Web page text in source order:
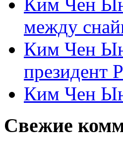
между
Ким Чен
президент
Ким Чен Ын
Свежие